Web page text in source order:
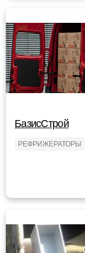
БазисСтрой
РЕФРИЖЕРАТОРЫ